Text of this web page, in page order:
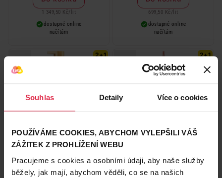
Souhlas Detaily Více o cookies
POUŽÍVÁME COOKIES, ABYCHOM VYLEPŠILI VÁŠ
ZÁŽITEK Z PROHLÍŽENÍ WEBU
Pracujeme s cookies a osobními údaji, aby naše služby
běžely, jak mají, abychom věděli, co se na našich
barvy na vlasy a cestovní balení.
1 349,50 Kč/ lit
dostupné online
načítám
699,50 Kč / lit
dostupné online
načítám
2+1
L'Oréal Paris Hyaluron Plump
72 H hydratační šampon s
kyselinou hyaluronovou 1000
339,90 Kč
*2+1 zdarma na vlasovou péči v
libovolné kombinaci, nejlevnější
2+1
L'Oréal Paris Elseve Growth
Booster sérum na vlasy 102
319,90 Kč
*2+1 zdarma na vlasovou péči v
libovolné kombinaci, nejlevnější